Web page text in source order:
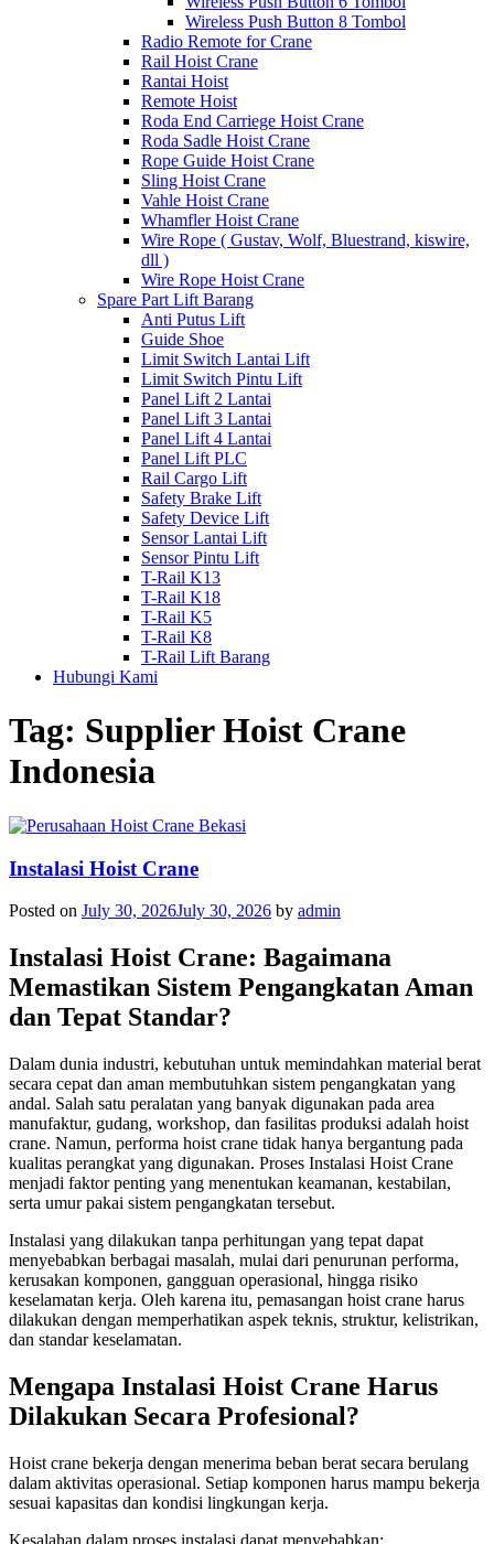
Wireless Push Button 8 Tombol
Radio Remote for Crane
Rail Hoist Crane
Rantai Hoist
Remote Hoist
Roda End Carriege Hoist Crane
Roda Sadle Hoist Crane
Rope Guide Hoist Crane
Sling Hoist Crane
Vahle Hoist Crane
Whamfler Hoist Crane
Wire Rope ( Gustav, Wolf, Bluestrand, kiswire,
dll )
Wire Rope Hoist Crane
Spare Part Lift Barang
Anti Putus Lift
Guide Shoe
Limit Switch Lantai Lift
Limit Switch Pintu Lift
Panel Lift 2 Lantai
Panel Lift 3 Lantai
Panel Lift 4 Lantai
Panel Lift PLC
Rail Cargo Lift
Safety Brake Lift
Safety Device Lift
Sensor Lantai Lift
Sensor Pintu Lift
T-Rail K13
T-Rail K18
T-Rail K5
T-Rail K8
T-Rail Lift Barang
Hubungi Kami
Tag: Supplier Hoist Crane
Indonesia
Instalasi Hoist Crane
Posted on July 30, 2026July 30, 2026 by admin
Instalasi Hoist Crane: Bagaimana
Memastikan Sistem Pengangkatan Aman
dan Tepat Standar?
Dalam dunia industri, kebutuhan untuk memindahkan material berat
secara cepat dan aman membutuhkan sistem pengangkatan yang
andal. Salah satu peralatan yang banyak digunakan pada area
manufaktur, gudang, workshop, dan fasilitas produksi adalah hoist
crane. Namun, performa hoist crane tidak hanya bergantung pada
kualitas perangkat yang digunakan. Proses Instalasi Hoist Crane
menjadi faktor penting yang menentukan keamanan, kestabilan,
serta umur pakai sistem pengangkatan tersebut.
Instalasi yang dilakukan tanpa perhitungan yang tepat dapat
menyebabkan berbagai masalah, mulai dari penurunan performa,
kerusakan komponen, gangguan operasional, hingga risiko
keselamatan kerja. Oleh karena itu, pemasangan hoist crane harus
dilakukan dengan memperhatikan aspek teknis, struktur, kelistrikan,
dan standar keselamatan.
Mengapa Instalasi Hoist Crane Harus
Dilakukan Secara Profesional?
Hoist crane bekerja dengan menerima beban berat secara berulang
dalam aktivitas operasional. Setiap komponen harus mampu bekerja
sesuai kapasitas dan kondisi lingkungan kerja.
Kesalahan dalam proses instalasi dapat menyebabkan: